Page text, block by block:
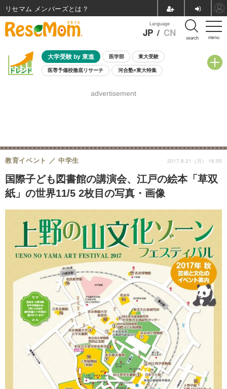
menu
Language
JP / CN search
大学受験 by 東進 医学部 東大受験
医専予備校徹底リサーチ 河合塾×東大特集
8月開催学校説明会・相談会
advertisement
国際子ども図書館の講演会、江戸の絵本「草双
紙」の世界11/5 2枚目の写真・画像
教育イベント 中学生 2017.8.21（月） 16:55
リセマム メンバーズ